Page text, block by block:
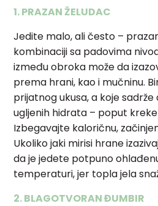
1. PRAZAN ŽELUDAC
Jedite malo, ali često –
kombinaciji sa padovima
između obroka može da
prema hrani, kao i mučninu.
prijatnog ukusa, a koje
ugljenih hidrata – poput
Izbegavajte kaloričnu,
Ukoliko jaki mirisi hrane
da je jedete potpuno
temperaturi, jer topla jela
2. BLAGOTVORAN ĐUMBIR